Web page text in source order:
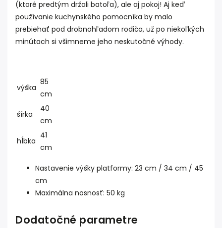
(ktoré predtým držali batoľa), ale aj pokoj! Aj keď
používanie kuchynského pomocníka by malo
prebiehať pod drobnohľadom rodiča, už po niekoľkých
minútach si všimneme jeho neskutočné výhody.
výška
85
cm
šírka
40
cm
hĺbka
41
cm
Nastavenie výšky platformy: 23 cm / 34 cm / 45
cm
Maximálna nosnosť: 50 kg
Dodatočné parametre